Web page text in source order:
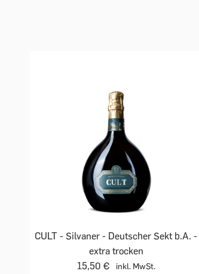
CULT - Silvaner - Deutscher Sekt b.A. -
extra trocken
15,50 €
inkl. MwSt.